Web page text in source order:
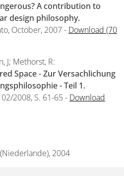
A contribution to
design philosophy.
October, 2007 - Download (70
J; Methorst, R:
Space - Zur Versachlichung
- Teil 1.
2008, S. 61-65 - Download
2004